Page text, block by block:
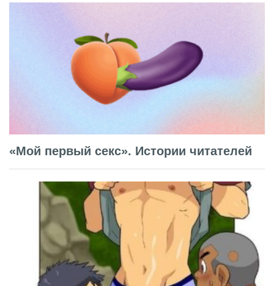
«Мой первый секс». Истории читателей